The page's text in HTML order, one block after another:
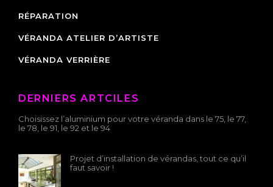
RÉPARATION
VÉRANDA ATELIER D’ARTISTE
VÉRANDA VERRIÈRE
DERNIERS ARTCILES
Choisissez l’aluminium pour votre véranda dans le 75, le 77,
le 78, le 91, le 92 et le 94
Projet d’installation de vérandas, tout ce qu’il
faut savoir !